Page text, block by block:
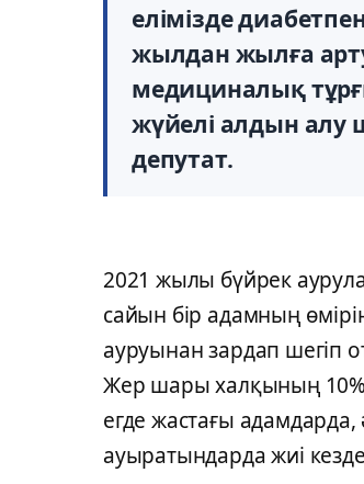
елімізде
жылдан жылға
медициналық
жүйелі алдын алу
депутат.
2021 жылы бүйрек
сайын бір адамның
ауруынан зардап шегіп
Жер шары халқының
егде жастағы
ауыратындарда жиі